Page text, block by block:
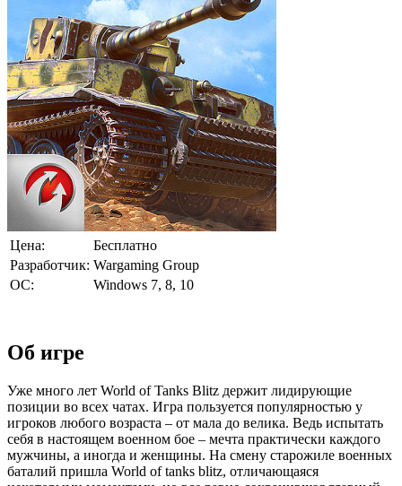
Цена:
Бесплатно
Разработчик: Wargaming Group
ОС:
Windows 7, 8, 10
Об игре
Уже много лет World of Tanks Blitz держит лидирующие
позиции во всех чатах. Игра пользуется популярностью у
игроков любого возраста – от мала до велика. Ведь испытать
себя в настоящем военном бое – мечта практически каждого
мужчины, а иногда и женщины. На смену старожиле военных
баталий пришла World of tanks blitz, отличающаяся